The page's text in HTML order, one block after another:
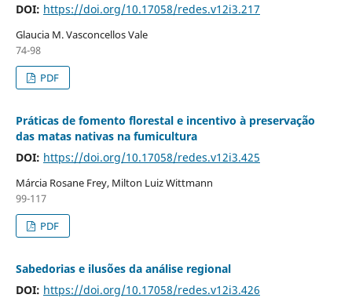
DOI: https://doi.org/10.17058/redes.v12i3.217
Glaucia M. Vasconcellos Vale
74-98
PDF
Práticas de fomento florestal e incentivo à preservação
das matas nativas na fumicultura
DOI: https://doi.org/10.17058/redes.v12i3.425
Márcia Rosane Frey, Milton Luiz Wittmann
99-117
PDF
Sabedorias e ilusões da análise regional
DOI: https://doi.org/10.17058/redes.v12i3.426